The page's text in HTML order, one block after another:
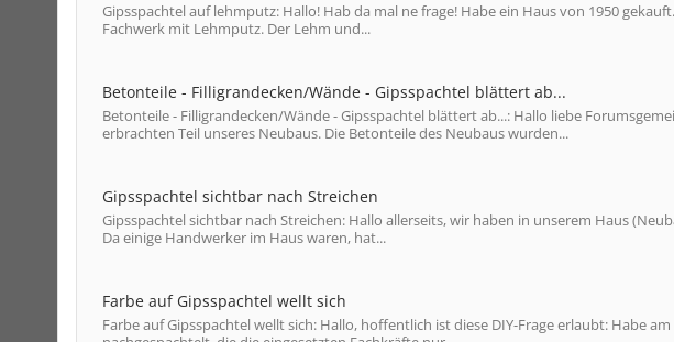
Gipsspachtel auf lehmputz: Hallo! Hab da mal ne frage! Habe ein Haus von 1950
Fachwerk mit Lehmputz. Der Lehm und...
Betonteile - Filligrandecken/Wände - Gipsspachtel blättert ab...
Betonteile - Filligrandecken/Wände - Gipsspachtel blättert ab...: Hallo liebe
erbrachten Teil unseres Neubaus. Die Betonteile des Neubaus wurden...
Gipsspachtel sichtbar nach Streichen
Gipsspachtel sichtbar nach Streichen: Hallo allerseits, wir haben in unserem Haus
Da einige Handwerker im Haus waren, hat...
Farbe auf Gipsspachtel wellt sich
Farbe auf Gipsspachtel wellt sich: Hallo, hoffentlich ist diese DIY-Frage erlaubt: Habe